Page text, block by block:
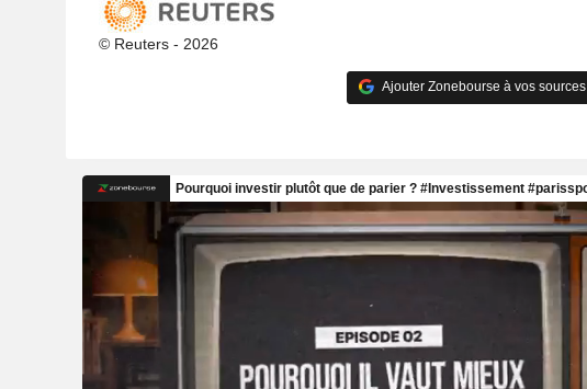
© Reuters - 2026
Ajouter Zonebourse à vos sources